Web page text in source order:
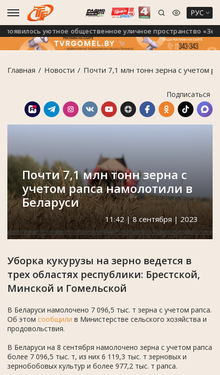
РУС
уютное общественное уличное пространство
Главная Новости Почти 7,1 млн тонн зерна с учетом
Подписаться
Почти 7,1 млн тонн зерна с
учетом рапса намолотили в
Беларуси
11:42 | 8 сентября | 2023
Уборка кукурузы на зерно ведется в
трех областях республики: Брестской,
Минской и Гомельской
В Беларуси намолочено 7 096,5 тыс. т зерна с учетом рапса.
Об этом сообщили в Министерстве сельского хозяйства и
продовольствия.
В Беларуси на 8 сентября намолочено зерна с учетом рапса
более 7 096,5 тыс. т, из них 6 119,3 тыс. т зерновых и
зернобобовых культур и более 977,2 тыс. т рапса.